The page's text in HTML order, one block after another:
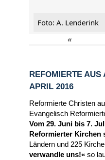
Foto: A. Lenderink
«
REFOMIERTE
APRIL 2016
Reformierte Christen
Evangelisch
Vom 29. Juni bis 7.
Reformierter Kirchen
Ländern und 225
verwandle uns!« so